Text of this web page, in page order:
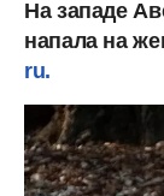
На западе
напала на
ru.